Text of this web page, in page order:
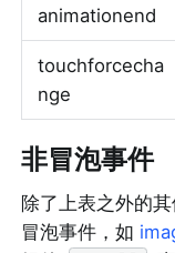
animationend
touchforcecha
nge
非冒泡事件
除了上表之外的
冒泡事件，如